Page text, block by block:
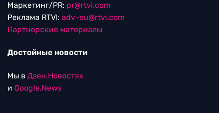
Маркетинг/PR: pr@rtvi.com
Реклама RTVI: adv-eu@rtvi.com
Партнерские материалы
Достойные новости
Мы в Дзен.Новостях
и Google.News